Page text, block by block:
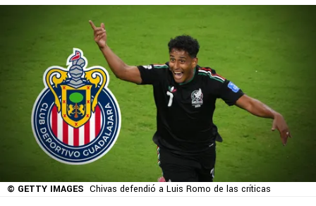
© GETTY IMAGES Chivas defendió a Luis Romo de las críticas